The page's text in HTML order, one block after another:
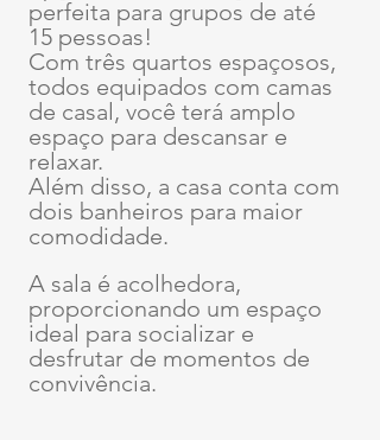
perfeita para grupos de até
15 pessoas!
Com três quartos espaçosos,
todos equipados com camas
de casal, você terá amplo
espaço para descansar e
relaxar.
Além disso, a casa conta com
dois banheiros para maior
comodidade.
A sala é acolhedora,
proporcionando um espaço
ideal para socializar e
desfrutar de momentos de
convivência.